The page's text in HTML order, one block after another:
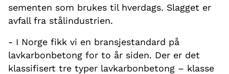
sementen som brukes til hverdags. Slagget er
avfall fra stålindustrien.
- I Norge fikk vi en bransjestandard på
lavkarbonbetong for to år siden. Der er det
klassifisert tre typer lavkarbonbetong – klasse